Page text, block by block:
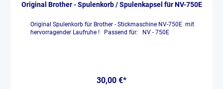
Original Brother - Spulenkorb / Spulenkapsel für NV-750E
Original Spulenkorb für Brother - Stickmaschine NV-750E mit
hervorragender Laufruhe ! Passend für: NV - 750E
30,00 €*